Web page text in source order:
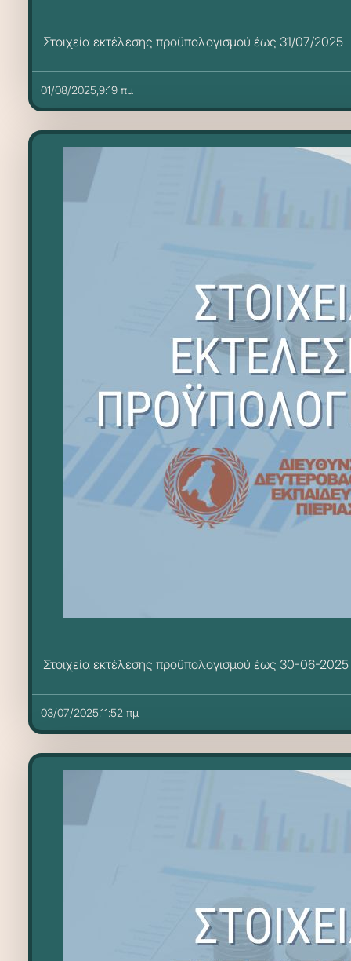
Στοιχεία εκτέλεσης προϋπολογισμού έως 31/07/2025
01/08/2025,9:19 πμ
Στοιχεία εκτέλεσης προϋπολογισμού έως 30-06-2025
03/07/2025,11:52 πμ